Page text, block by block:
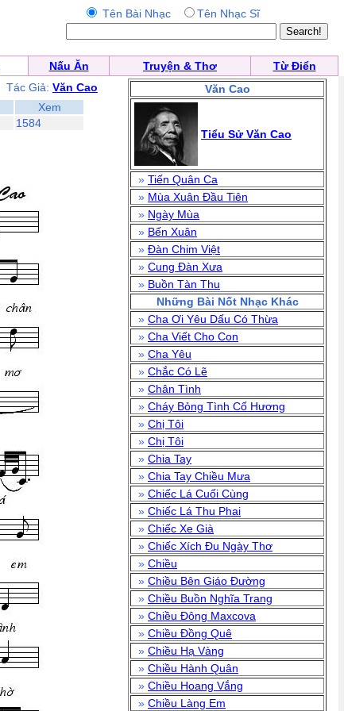
Tên Bài Nhạc Tên Nhạc Sĩ
Nấu Ăn Truyện & Thơ
Từ Điển
Tác Giả: Văn Cao
Xem
1584
Văn Cao
Tiểu Sử Văn Cao
» Tiến Quân Ca
» Mùa Xuân Đầu Tiên
» Ngày Mùa
» Bến Xuân
» Đàn Chim Việt
» Cung Đàn Xưa
» Buồn Tàn Thu
Những Bài Nốt Nhạc Khác
» Cha Ơi Yêu Dấu Có Thừa
» Cha Viết Cho Con
» Cha Yêu
» Chắc Có Lẽ
» Chân Tình
» Cháy Bỏng Tình Cố Hương
» Chị Tôi
» Chị Tôi
» Chia Tay
» Chia Tay Chiều Mưa
» Chiếc Lá Cuối Cùng
» Chiếc Lá Thu Phai
» Chiếc Xe Già
» Chiếc Xích Đu Ngày Thơ
» Chiều
» Chiều Bên Giáo Đường
» Chiều Buồn Nghĩa Trang
» Chiều Đông Maxcova
» Chiều Đồng Quê
» Chiều Hạ Vàng
» Chiều Hành Quân
» Chiều Hoang Vắng
» Chiều Làng Em